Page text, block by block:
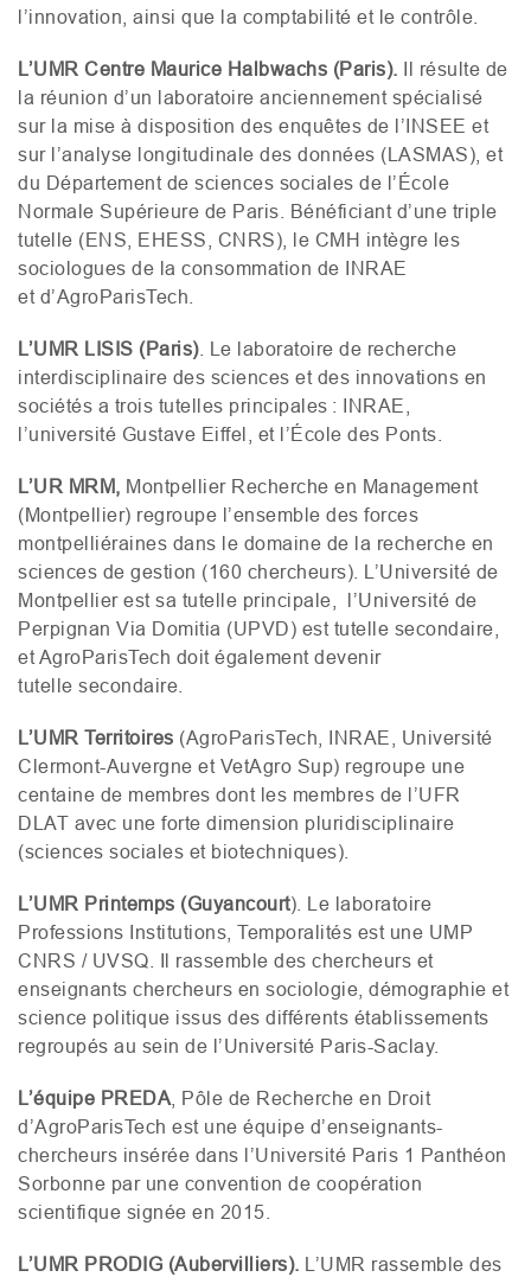
l’innovation, ainsi que la comptabilité et le contrôle.
L’UMR Centre Maurice Halbwachs (Paris). Il résulte de
la réunion d’un laboratoire anciennement spécialisé
sur la mise à disposition des enquêtes de l’INSEE et
sur l’analyse longitudinale des données (LASMAS), et
du Département de sciences sociales de l’École
Normale Supérieure de Paris. Bénéficiant d’une triple
tutelle (ENS EHESS CNRS), le CMH intègre les
sociologues de la consommation de INRAE
et d’AgroParisTech.
L’UMR LISIS (Paris). Le laboratoire de recherche
interdisciplinaire des sciences et des innovations en
sociétés a trois tutelles principales : INRAE
l’université Gustave Eiffel, et l’École des Ponts.
L’UR MRM, Montpellier Recherche en Management
(Montpellier) regroupe l’ensemble des forces
montpelliéraines dans le domaine de la recherche en
sciences de gestion (160 chercheurs). L’Université de
Montpellier est sa tutelle principale, l’Université de
Perpignan Via Domitia (UPVD) est tutelle secondaire,
et AgroParisTech doit également devenir
tutelle secondaire.
L’UMR Territoires (AgroParisTech, INRAE , Université
Clermont-Auvergne et VetAgro Sup) regroupe une
centaine de membres dont les membres de l’UFR
DLAT avec une forte dimension pluridisciplinaire
(sciences sociales et biotechniques).
L’UMR Printemps (Guyancourt). Le laboratoire
Professions Institutions, Temporalités est une UMP
CNRS / UVSQ . Il rassemble des chercheurs et
enseignants chercheurs en sociologie, démographie et
science politique issus des différents établissements
regroupés au sein de l’Université Paris-Saclay.
L’équipe PREDA , Pôle de Recherche en Droit
d’AgroParisTech est une équipe d’enseignants-
chercheurs insérée dans l’Université Paris 1 Panthéon
Sorbonne par une convention de coopération
scientifique signée en 2015.
L’UMR PRODIG (Aubervilliers). L’UMR rassemble des